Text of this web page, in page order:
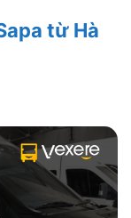
từ Hà